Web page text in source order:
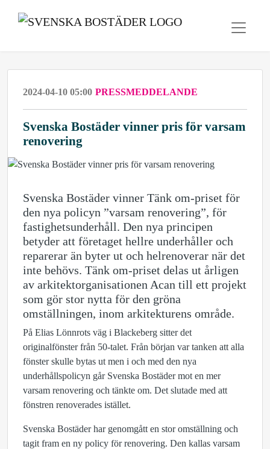
2024-04-10 05:00 PRESSMEDDELANDE
Svenska Bostäder vinner pris för varsam
renovering
Svenska Bostäder vinner Tänk om-priset för
den nya policyn ”varsam renovering”, för
fastighetsunderhåll. Den nya principen
betyder att företaget hellre underhåller och
reparerar än byter ut och helrenoverar när det
inte behövs. Tänk om-priset delas ut årligen
av arkitektorganisationen Acan till ett projekt
som gör stor nytta för den gröna
omställningen, inom arkitekturens område.
På Elias Lönnrots väg i Blackeberg sitter det
originalfönster från 50-talet. Från början var tanken att alla
fönster skulle bytas ut men i och med den nya
underhållspolicyn går Svenska Bostäder mot en mer
varsam renovering och tänkte om. Det slutade med att
fönstren renoverades istället.
Svenska Bostäder har genomgått en stor omställning och
tagit fram en ny policy för renovering. Den kallas varsam